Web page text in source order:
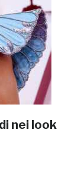
nei look